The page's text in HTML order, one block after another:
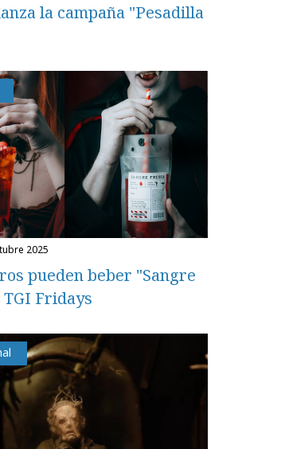
la campaña "Pesadilla
2025
pueden beber "Sangre
Fridays